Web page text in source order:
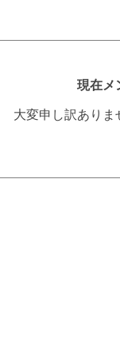
現在メ
大変申し訳あり